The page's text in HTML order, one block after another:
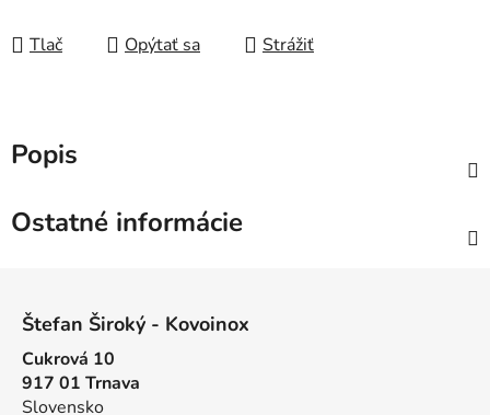
Tlač Opýtať sa Strážiť
Popis
Ostatné informácie
Štefan Široký - Kovoinox
Cukrová 10
917 01 Trnava
Slovensko